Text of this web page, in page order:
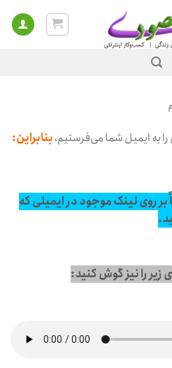
به ایمیل شما می‌فرستیم،بنابراین:
بر روی لینک موجود در ایمیلی که
زیر را نیز گوش کنید: